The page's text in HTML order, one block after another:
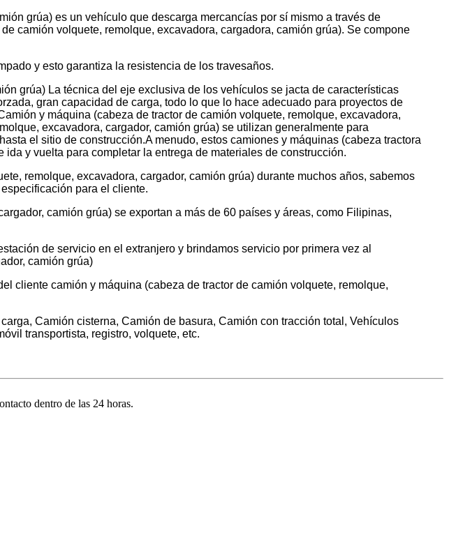
grúa) es un vehículo que descarga mercancías por sí mismo a través de
camión volquete, remolque, excavadora, cargadora, camión grúa). Se compone
y esto garantiza la resistencia de los travesaños.
grúa) La técnica del eje exclusiva de los vehículos se jacta de características
gran capacidad de carga, todo lo que lo hace adecuado para proyectos de
y máquina (cabeza de tractor de camión volquete, remolque, excavadora,
excavadora, cargador, camión grúa) se utilizan generalmente para
el sitio de construcción.A menudo, estos camiones y máquinas (cabeza tractora
y vuelta para completar la entrega de materiales de construcción.
remolque, excavadora, cargador, camión grúa) durante muchos años, sabemos
para el cliente.
camión grúa) se exportan a más de 60 países y áreas, como Filipinas,
de servicio en el extranjero y brindamos servicio por primera vez al
camión grúa)
cliente camión y máquina (cabeza de tractor de camión volquete, remolque,
Camión cisterna, Camión de basura, Camión con tracción total, Vehículos
transportista, registro, volquete, etc.
dentro de las 24 horas.